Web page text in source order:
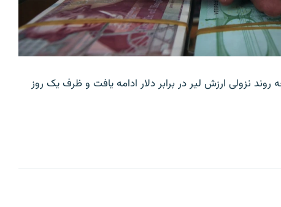
روند نزولی ارزش لیر در برابر دلار ادامه یافت و ظرف یک روز